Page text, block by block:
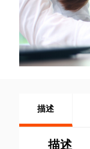
描述
描述